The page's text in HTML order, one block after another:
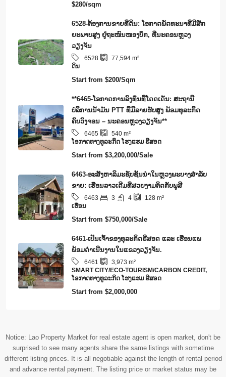
$280/sqm
6528-ຕ້ອງການຂາຍທີ່ດິນ: ໂອກາດພັດທະນາທີ່ມີສັກ
ຍະພາບສູງ ຢູ່ຖະໜົນໜອງບຶກ, ທີ່ນະຄອນຫຼວງ
ວຽງຈັນ
6528 77,594 m²
ດິນ
Start from $200/Sqm
**6465-ໂອກາດການລົງທຶນທີ່ໂດດເດັ່ນ: ສະຖານີ
ບໍລິການນໍ້າມັນ PTT ທີ່ມີລາຍຮັບສູງ ພ້ອມທຸລະກິດ
ຄົບວົງຈອນ – ນະຄອນຫຼວງວຽງຈັນ**
6465 540 m²
​ໂອ​ກາດ​ທາງ​ທ​ູ​ລະ​ກິດ ໂຮງ​ແຮມ ຣີ​ສອດ
Start from $3,200,000/Sale
6463-ອະສັງຫາລິມະຊັບຊັ້ນນໍາໃນຫຼວງພະບາງສຳລັບ
ຂາຍ: ເຮືອນລາວເດີມທີ່ສວຍງາມຕິດກັບພູສີ
6463 3 4 128 m²
ເຮືອນ
Start from $750,000/Sale
6461-ເປັນເຈົ້າຂອງທຸລະກິດຣີສອດ ແລະ ເຮືອນແພ
ພ້ອມດໍາເນີນງານໃນແຂວງວຽງຈັນ.
6461 3,973 m²
SMART CITY/ECO-TOURISM/CARBON CREDIT,
​ໂອ​ກາດ​ທາງ​ທ​ູ​ລະ​ກິດ ໂຮງ​ແຮມ ຣີ​ສອດ
Start from $2,000,000
Notice: Lao Property Market for real estate agent is open market, don't be
surprised to see many agents share the same listings with sometime
different listing prices. It is all negotiable against the length of rental period
and advance rental payment. The listing price or market status may be